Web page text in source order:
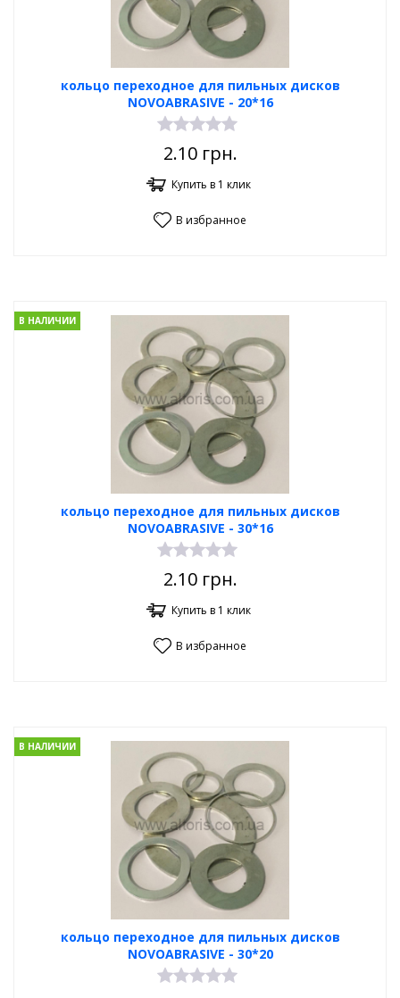
кольцо переходное для пильных дисков
NOVOABRASIVE - 20*16
2.10грн.
Купить в 1 клик
В избранное
кольцо переходное для пильных дисков
NOVOABRASIVE - 30*16
В НАЛИЧИИ
2.10грн.
Купить в 1 клик
В избранное
кольцо переходное для пильных дисков
NOVOABRASIVE - 30*20
В НАЛИЧИИ